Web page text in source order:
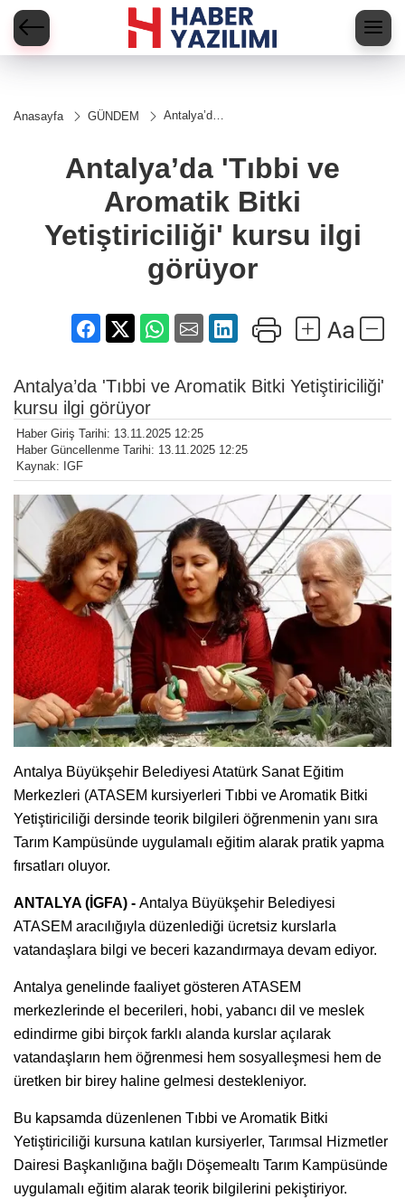
Anasayfa GÜNDEM
Antalya’da
Bitki
Yetiştiriciliği'
görüyor
Antalya’da 'Tıbbi ve
Aromatik Bitki
Yetiştiriciliği' kursu ilgi
görüyor
Antalya’da 'Tıbbi ve Aromatik Bitki Yetiştiriciliği'
kursu ilgi görüyor
Haber Giriş Tarihi: 13.11.2025 12:25
Haber Güncellenme Tarihi: 13.11.2025 12:25
Kaynak: IGF
Antalya Büyükşehir Belediyesi Atatürk Sanat Eğitim
Merkezleri (ATASEM kursiyerleri Tıbbi ve Aromatik Bitki
Yetiştiriciliği dersinde teorik bilgileri öğrenmenin yanı sıra
Tarım Kampüsünde uygulamalı eğitim alarak pratik yapma
fırsatları oluyor.
ANTALYA (İGFA) - Antalya Büyükşehir Belediyesi
ATASEM aracılığıyla düzenlediği ücretsiz kurslarla
vatandaşlara bilgi ve beceri kazandırmaya devam ediyor.
Antalya genelinde faaliyet gösteren ATASEM
merkezlerinde el becerileri, hobi, yabancı dil ve meslek
edindirme gibi birçok farklı alanda kurslar açılarak
vatandaşların hem öğrenmesi hem sosyalleşmesi hem de
üretken bir birey haline gelmesi destekleniyor.
Bu kapsamda düzenlenen Tıbbi ve Aromatik Bitki
Yetiştiriciliği kursuna katılan kursiyerler, Tarımsal Hizmetler
Dairesi Başkanlığına bağlı Döşemealtı Tarım Kampüsünde
uygulamalı eğitim alarak teorik bilgilerini pekiştiriyor.